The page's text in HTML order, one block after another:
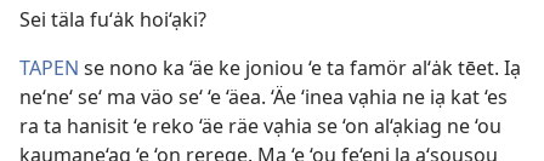
Sei täla fu‘ȧk hoi‘ạki?
TAPEN se nono ka ‘äe ke joniou ‘e ta famör al‘ȧk tēet. Iạ
ne‘ne‘ se‘ ma väo se‘ ‘e ‘äea. ‘Äe ‘inea vạhia ne iạ kat ‘es
ra ta hanisit ‘e reko ‘äe räe vạhia se ‘on al‘ạkiag ne ‘ou
kạumane‘ag ‘e ‘on rerege. Ma ‘e ‘ou fe‘eni la a‘sousou